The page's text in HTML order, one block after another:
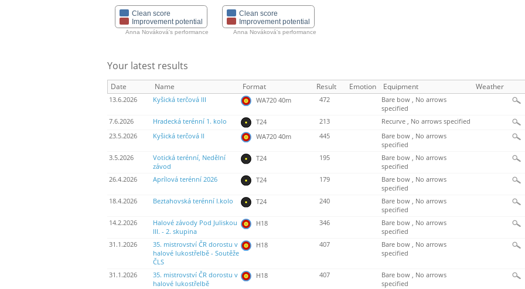
Clean score
Improvement potential
Anna Nováková's performance
Clean score
Improvement potential
Anna Nováková's performance
Your latest results
Date Name Format Result Emotion Equipment Weather
13.6.2026 Kyšická terčová III WA720 40m 472
Bare bow , No arrows
specified
7.6.2026
Hradecká terénní 1. kolo T24 213
Recurve , No arrows specified
23.5.2026
Kyšická terčová II WA720 40m 445
Bare bow , No arrows
specified
3.5.2026
Votická terénní, Nedělní
závod
T24 195
Bare bow , No arrows
specified
26.4.2026
Aprílová terénní 2026 T24 179
Bare bow , No arrows
specified
18.4.2026
Beztahovská terénní I.kolo T24 240
Bare bow , No arrows
specified
14.2.2026
Halové závody Pod Juliskou
III. - 2. skupina
H18 346
Bare bow , No arrows
specified
31.1.2026
35. mistrovství ČR dorostu v
halové lukostřelbě - Soutěže
ČLS
H18 407
Bare bow , No arrows
specified
31.1.2026
35. mistrovství ČR dorostu v
halové lukostřelbě
H18 407
Bare bow , No arrows
specified